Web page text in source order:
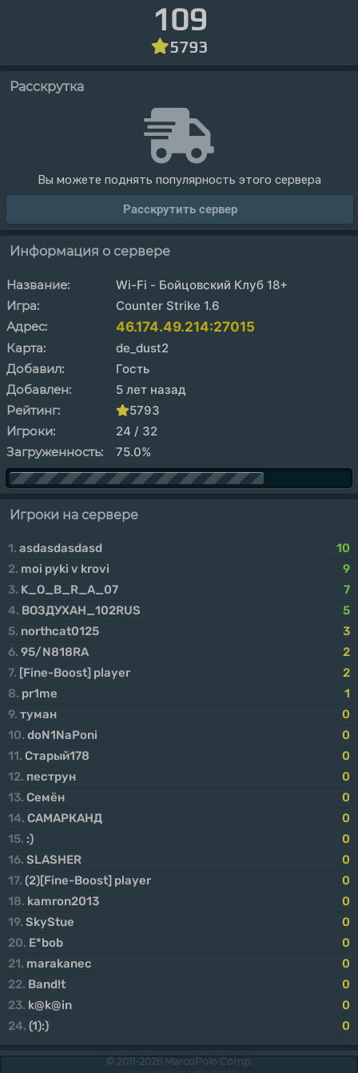
109
5793
Расскрутка
Вы можете поднять популярность этого сервера
Расскрутить сервер
Информация о сервере
Название:
Wi-Fi - Бойцовский Клуб 18+
Игра:
Counter Strike 1.6
Адрес:
46.174.49.214:27015
Карта:
de_dust2
Добавил:
Гость
Добавлен:
5 лет назад
Рейтинг:
5793
Игроки:
24 / 32
Загруженность:
75.0%
Игроки на сервере
1. asdasdasdasd
10
2. moi pyki v krovi
9
3. K_O_B_R_A_07
7
4. ВОЗДУХАН_102RUS
5
5. northcat0125
3
6. 95/N818RA
2
7. [Fine-Boost] player
2
8. pr1me
1
9. туман
0
10. doN1NaPoni
0
11. Старый178
0
12. пеструн
0
13. Семён
0
14. САМАРКАНД
0
15. :)
0
16. SLASHER
0
17. (2)[Fine-Boost] player
0
18. kamron2013
0
19. SkyStue
0
20. E*bob
0
21. marakanec
0
22. Band!t
0
23. k@k@in
0
24. (1):) 0
© 2011-2026 MarcoPolo Comp.